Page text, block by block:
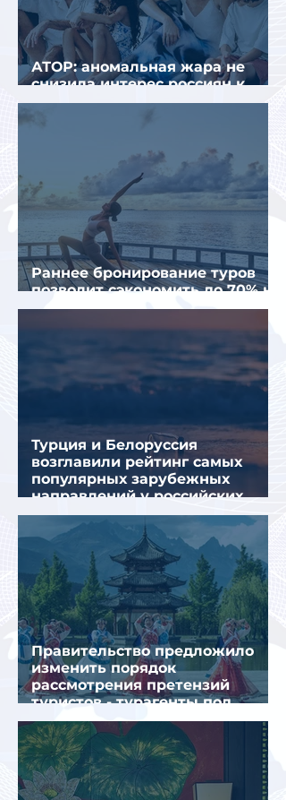
АТОР: аномальная жара не
снизила интерес россиян к
летнему отдыху в Европе
Раннее бронирование туров
позволит сэкономить до 70% на
летнем отдыхе — АТОР
Турция и Белоруссия
возглавили рейтинг самых
популярных зарубежных
направлений у российских
туристов летом
Правительство предложило
изменить порядок
рассмотрения претензий
туристов - турагенты под
ударом!